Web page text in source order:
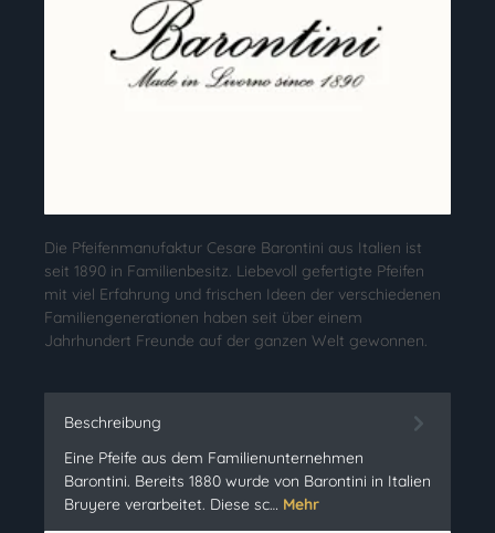
Die Pfeifenmanufaktur Cesare Barontini aus Italien ist
seit 1890 in Familienbesitz. Liebevoll gefertigte Pfeifen
mit viel Erfahrung und frischen Ideen der verschiedenen
Familiengenerationen haben seit über einem
Jahrhundert Freunde auf der ganzen Welt gewonnen.
Beschreibung
Eine Pfeife aus dem Familienunternehmen
Barontini. Bereits 1880 wurde von Barontini in Italien
Bruyere verarbeitet. Diese sc… Mehr